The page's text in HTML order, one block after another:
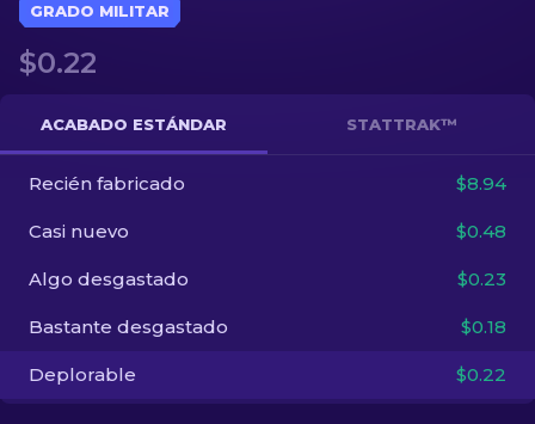
Guantes
Otro
ES
GRADO MILITAR
$0.22
ACABADO ESTÁNDAR STATTRAK™
Recién fabricado $8.94
Casi nuevo $0.48
Algo desgastado $0.23
Bastante desgastado $0.18
Deplorable $0.22